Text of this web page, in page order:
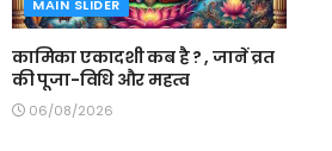
MAIN SLIDER
कामिका एकादशी कब है ? , जानें व्रत
की पूजा-विधि और महत्व
06/08/2026